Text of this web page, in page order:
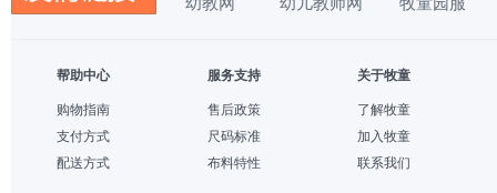
帮助中心
购物指南
支付方式
配送方式
服务支持
售后政策
尺码标准
布料特性
关于牧童
了解牧童
加入牧童
联系我们